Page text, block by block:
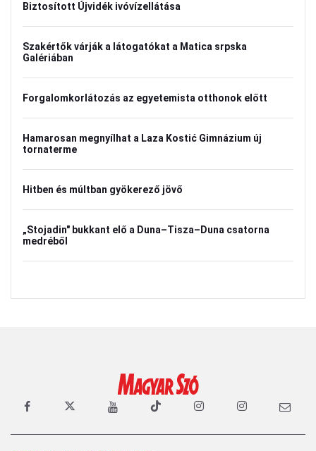
Biztosított Újvidék ivóvízellátása
Szakértők várják a látogatókat a Matica srpska
Galériában
Forgalomkorlátozás az egyetemista otthonok előtt
Hamarosan megnyílhat a Laza Kostić Gimnázium új
tornaterme
Hitben és múltban gyökerező jövő
„Stojadin" bukkant elő a Duna–Tisza–Duna csatorna
medréből